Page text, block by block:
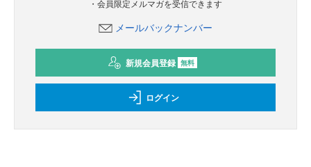
・会員限定メルマガを受信できます
メールバックナンバー
新規会員登録 無料
ログイン